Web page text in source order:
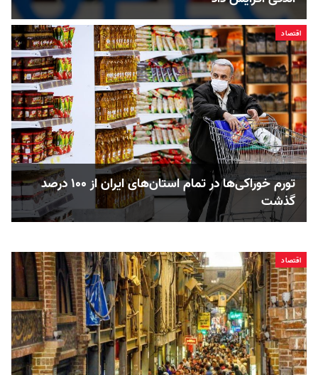
اقتصاد
تورم خوراکی‌ها در تمام استان‌های ایران از ۱۰۰ درصد
گذشت
اقتصاد